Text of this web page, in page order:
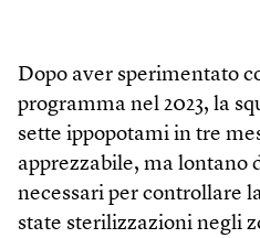
Dopo aver sperimentato
programma nel 2023, la
sette ippopotami in tre
apprezzabile, ma lontano
necessari per controllare
state sterilizzazioni negli